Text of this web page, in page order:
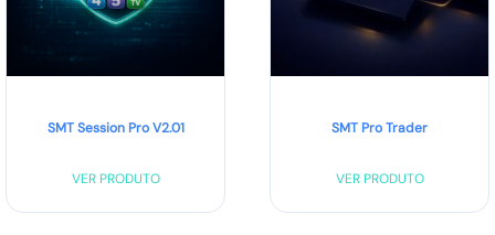
SMT Session Pro V2.01
VER PRODUTO
SMT Pro Trader
VER PRODUTO